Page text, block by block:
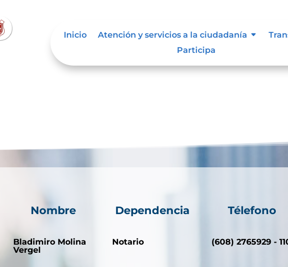
Inicio Atención y servicios a la ciudadanía
Participa
Nombre
Bladimiro Molina
Vergel
Dependencia
Notario
Télefono
(608) 2765929 -